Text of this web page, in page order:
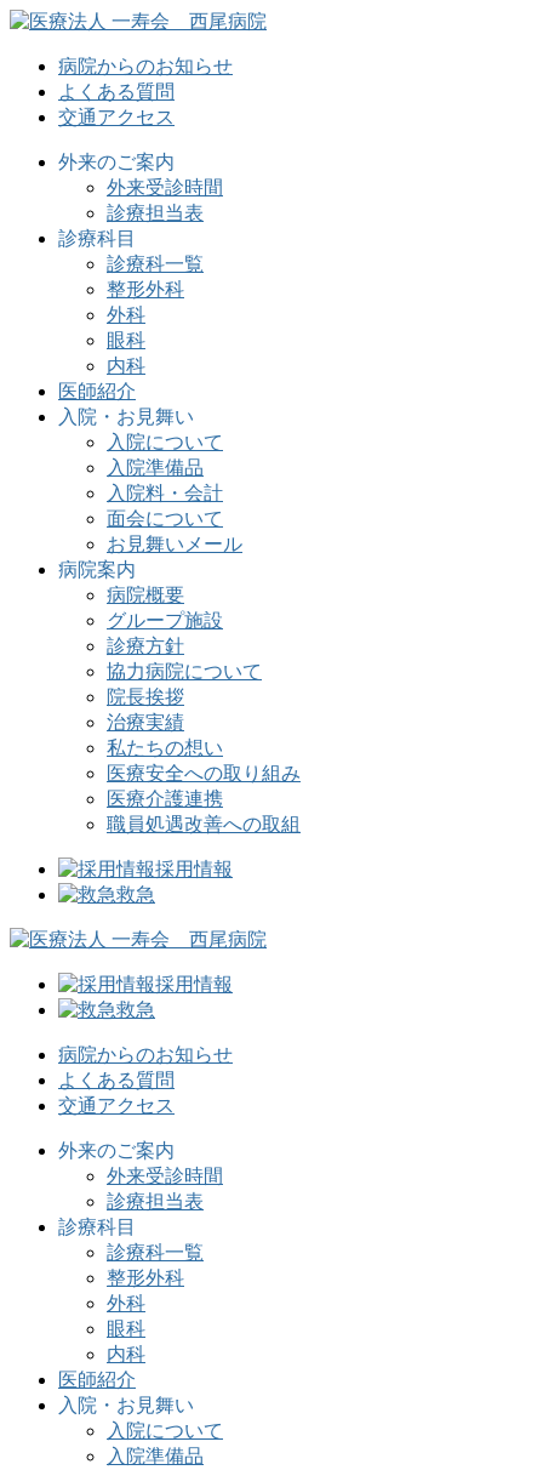
病院からのお知らせ
よくある質問
交通アクセス
外来のご案内
外来受診時間
診療担当表
診療科目
診療科一覧
整形外科
外科
眼科
内科
医師紹介
入院・お見舞い
入院について
入院準備品
入院料・会計
面会について
お見舞いメール
病院案内
病院概要
グループ施設
診療方針
協力病院について
院長挨拶
治療実績
私たちの想い
医療安全への取り組み
医療介護連携
職員処遇改善への取組
採用情報
救急
採用情報
救急
病院からのお知らせ
よくある質問
交通アクセス
外来のご案内
外来受診時間
診療担当表
診療科目
診療科一覧
整形外科
外科
眼科
内科
医師紹介
入院・お見舞い
入院について
入院準備品